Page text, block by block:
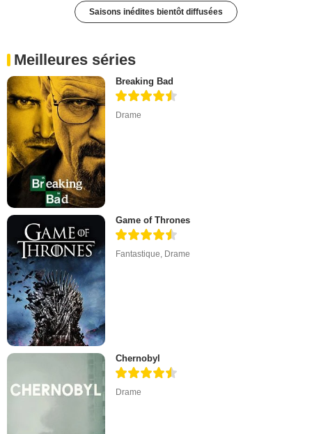
Saisons inédites bientôt diffusées
Meilleures séries
Breaking Bad
Drame
Game of Thrones
Fantastique Drame
Chernobyl
Drame